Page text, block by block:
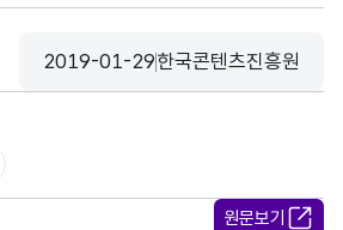
등록일
2019-01-29
수집기관
한국콘텐츠진흥원
원문보기